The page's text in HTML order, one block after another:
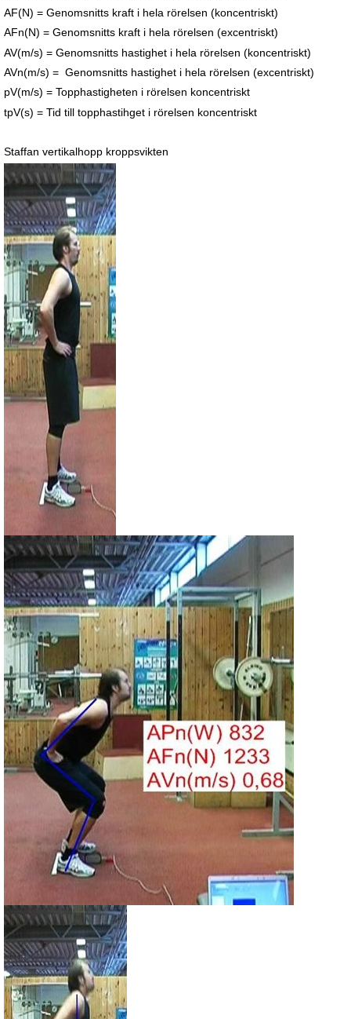
AF(N) = Genomsnitts kraft i hela rörelsen (koncentriskt)
AFn(N) = Genomsnitts kraft i hela rörelsen (excentriskt)
AV(m/s) = Genomsnitts hastighet i hela rörelsen (koncentriskt)
AVn(m/s) = Genomsnitts hastighet i hela rörelsen (excentriskt)
pV(m/s) = Topphastigheten i rörelsen koncentriskt
tpV(s) = Tid till topphastihget i rörelsen koncentriskt
Staffan vertikalhopp kroppsvikten